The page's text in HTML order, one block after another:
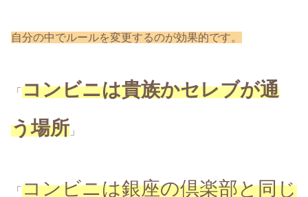
自分の中でルールを変更するのが効果的です。
「 コンビニは貴族かセレブが通
う場所 」
「 コンビニは銀座の倶楽部と同じ